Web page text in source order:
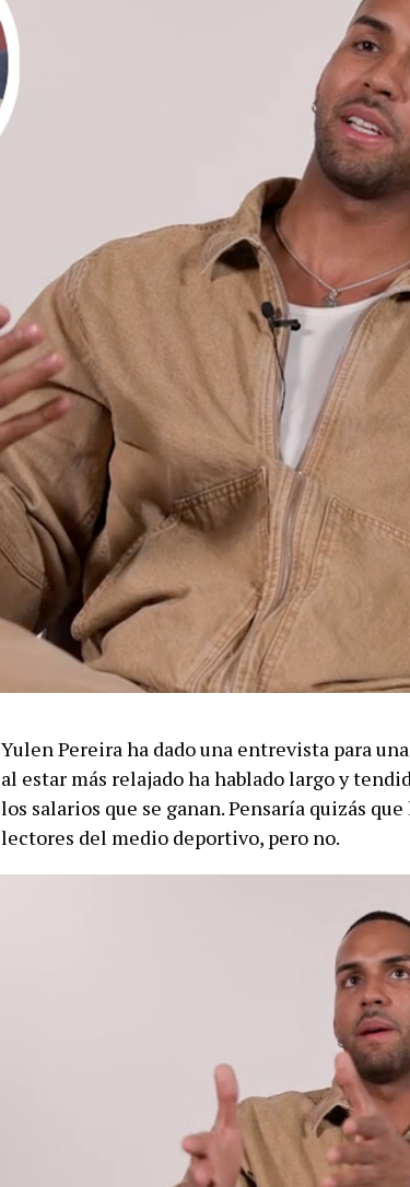
Yulen Pereira ha dado una entrevista para una
al estar más relajado ha hablado largo y
los salarios que se ganan. Pensaría quizás
lectores del medio deportivo, pero no.